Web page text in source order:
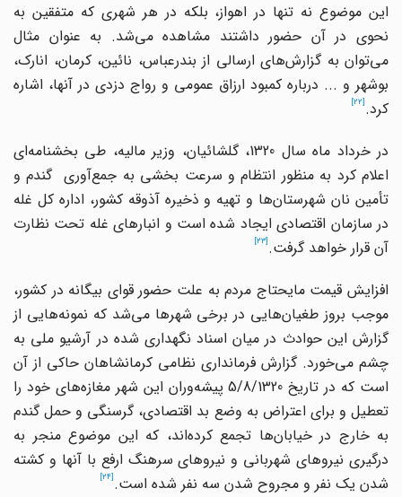
این موضوع نه تنها در اهواز، بلکه در هر شهری که متفقین به
نحوی در آن حضور داشتند مشاهده می‌شد. به عنوان مثال
می‌توان به گزارش‌های ارسالی از بندرعباس، نائین، کرمان، انارک،
بوشهر و ... درباره کمبود ارزاق عمومی و رواج دزدی در آنها، اشاره
کرد.
در خرداد ماه سال 1320، گلشائیان، وزیر مالیه، طی بخشنامه‌ای
اعلام کرد به منظور انتظام و سرعت بخشی به جمع‌آوری گندم و
تأمین نان شهرستان‌ها و تهیه و ذخیره آذوقه کشور، اداره کل غله
در سازمان اقتصادی ایجاد شده است و انبارهای غله تحت نظارت
آن قرار خواهد گرفت.
افزایش قیمت مایحتاج مردم به علت حضور قوای بیگانه در کشور،
موجب بروز طغیان‌هایی در برخی شهرها می‌شد که نمونه‌هایی از
گزارش این حوادث در میان اسناد نگهداری شده در آرشیو ملی به
چشم می‌خورد. گزارش فرمانداری نظامی کرمانشاهان حاکی از آن
است که در تاریخ 5/8/1320 پیشه‌وران این شهر مغازه‌های خود را
تعطیل و برای اعتراض به وضع بد اقتصادی، گرسنگی و حمل گندم
به خارج در خیابان‌ها تجمع کرده‌اند، که این موضوع منجر به
درگیری نیروهای شهربانی و نیروهای سرهنگ ارفع با آنها و کشته
شدن یک نفر و مجروح شدن سه نفر شده است.